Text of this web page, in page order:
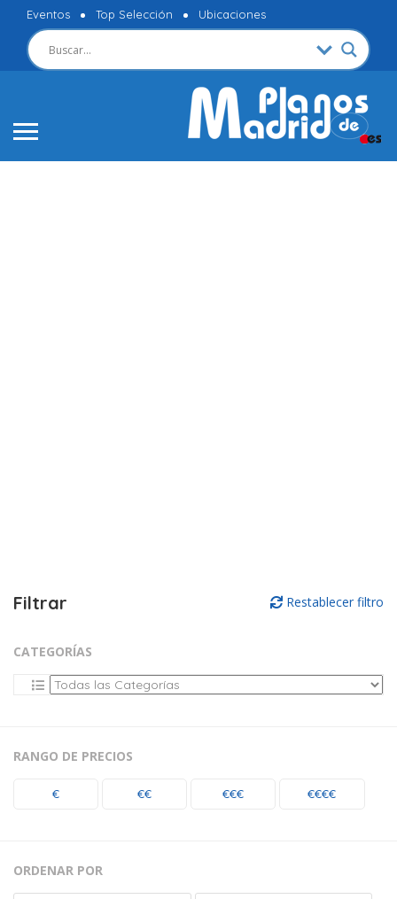
Eventos Top Selección Ubicaciones
Filtrar Restablecer filtro
CATEGORÍAS
RANGO DE PRECIOS
€ €€ €€€ €€€€
ORDENAR POR